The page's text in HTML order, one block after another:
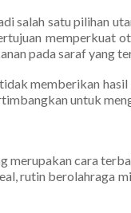
salah satu pilihan
memperkuat
pada saraf yang
memberikan
untuk
merupakan cara
rutin berolahraga